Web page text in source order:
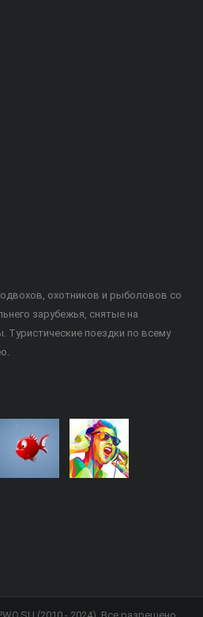
охотников и рыболовов со
зарубежья, снятые на
Туристические поездки по всему